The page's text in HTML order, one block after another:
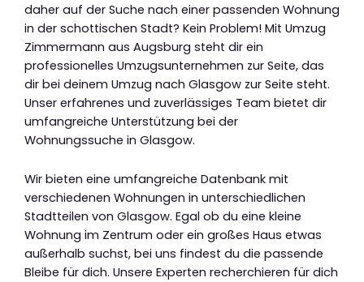
daher auf der Suche nach einer passenden Wohnung
in der schottischen Stadt? Kein Problem! Mit Umzug
Zimmermann aus Augsburg steht dir ein
professionelles Umzugsunternehmen zur Seite, das
dir bei deinem Umzug nach Glasgow zur Seite steht.
Unser erfahrenes und zuverlässiges Team bietet dir
umfangreiche Unterstützung bei der
Wohnungssuche in Glasgow.
Wir bieten eine umfangreiche Datenbank mit
verschiedenen Wohnungen in unterschiedlichen
Stadtteilen von Glasgow. Egal ob du eine kleine
Wohnung im Zentrum oder ein großes Haus etwas
außerhalb suchst, bei uns findest du die passende
Bleibe für dich. Unsere Experten recherchieren für dich